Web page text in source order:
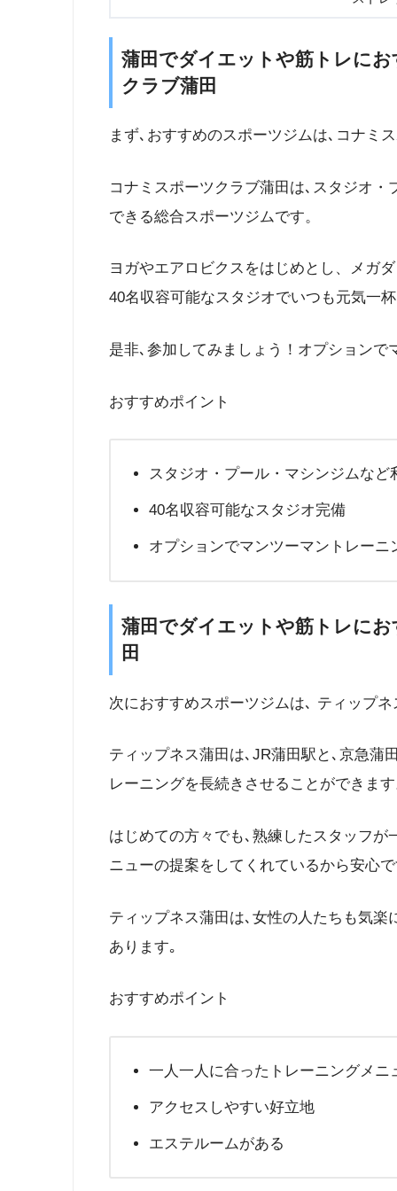
蒲田でダイエットや筋トレに
クラブ蒲田
まず､おすすめのスポーツジムは､コナミ
コナミスポーツクラブ蒲田は､スタジオ
できる総合スポーツジムです。
ヨガやエアロビクスをはじめとし、メガ
40名収容可能なスタジオでいつも元気一
是非､参加してみましょう！オプション
おすすめポイント
スタジオ・プール・マシンジムなど
40名収容可能なスタジオ完備
オプションでマンツーマントレーニ
蒲田でダイエットや筋トレに
田
次におすすめスポーツジムは､ ティップ
ティップネス蒲田は､JR蒲田駅と､京急蒲
レーニングを長続きさせることができま
はじめての方々でも､熟練したスタッフ
ニューの提案をしてくれているから安心
ティップネス蒲田は､女性の人たちも気
あります｡
おすすめポイント
一人一人に合ったトレーニングメニ
アクセスしやすい好立地
エステルームがある